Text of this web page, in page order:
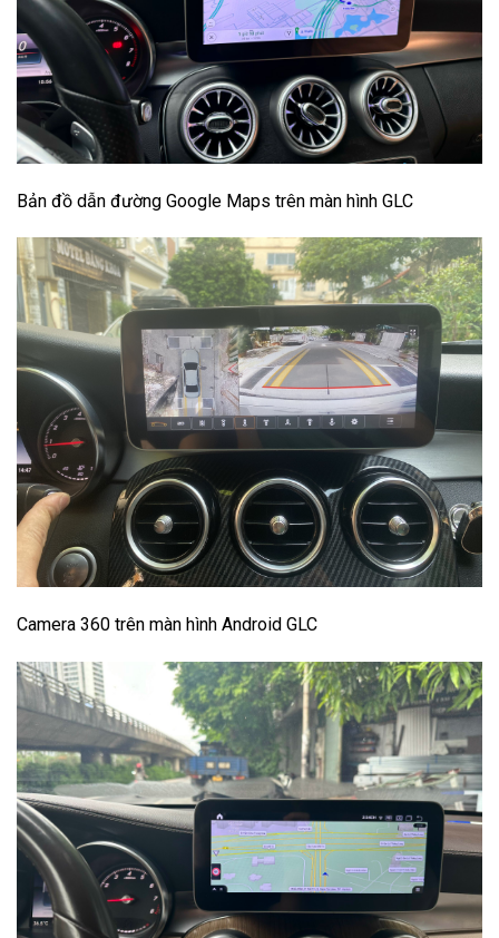
Bản đồ dẫn đường Google Maps trên màn hình GLC
Camera 360 trên màn hình Android GLC